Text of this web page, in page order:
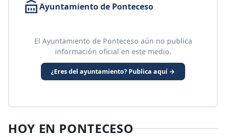
Ayuntamiento de Ponteceso
El Ayuntamiento de Ponteceso aún no publica
información oficial en este medio.
¿Eres del ayuntamiento? Publica aquí →
HOY EN PONTECESO